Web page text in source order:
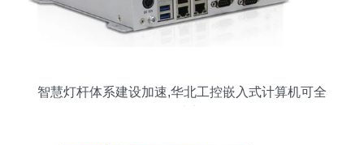
智慧灯杆体系建设加速,华北工控嵌入式计算机可全